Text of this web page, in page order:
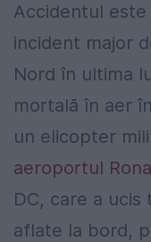
Accidentul
incident major
Nord în ultima
mortală în aer
un elicopter
aeroportul
DC, care a
aflate la bord,